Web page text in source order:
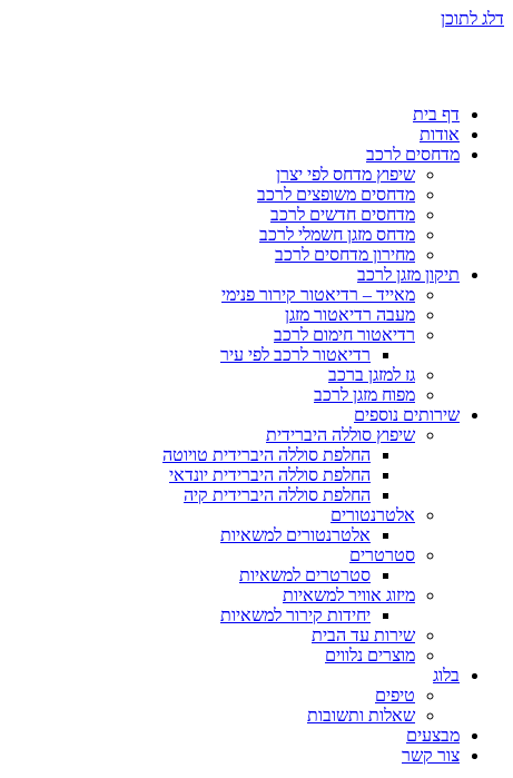
דלג לתוכן
דף בית
אודות
מדחסים לרכב
שיפוץ מדחס לפי יצרן
מדחסים משופצים לרכב
מדחסים חדשים לרכב
מדחס מזגן חשמלי לרכב
מחירון מדחסים לרכב
תיקון מזגן לרכב
מאייד – רדיאטור קירור פנימי
מעבה רדיאטור מזגן
רדיאטור חימום לרכב
רדיאטור לרכב לפי עיר
גז למזגן ברכב
מפוח מזגן לרכב
שירותים נוספים
שיפוץ סוללה היברידית
החלפת סוללה היברידית טויוטה
החלפת סוללה היברידית יונדאי
החלפת סוללה היברידית קיה
אלטרנטורים
אלטרנטורים למשאיות
סטרטרים
סטרטרים למשאיות
מיזוג אוויר למשאיות
יחידות קירור למשאיות
שירות עד הבית
מוצרים נלווים
בלוג
טיפים
שאלות ותשובות
מבצעים
צור קשר